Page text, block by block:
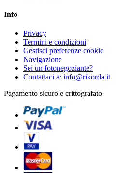
Info
Privacy
Termini e condizioni
Gestisci preferenze cookie
Navigazione
Sei un fotonegoziante?
Contattaci a: info@rikorda.it
Pagamento sicuro e crittografato